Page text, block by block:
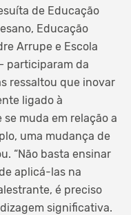
de Educação
Educação
Arrupe e Escola
participaram da
ressaltou que inovar
ligado à
muda em relação a
uma mudança de
“Não basta ensinar
aplicá-las na
é preciso
significativa.